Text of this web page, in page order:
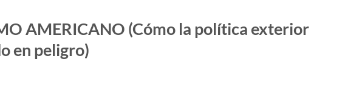
AMERICANO (Cómo la política exterior
en peligro)